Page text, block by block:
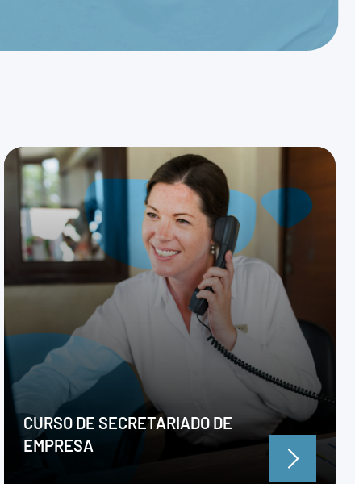
CURSO DE SECRETARIADO DE
EMPRESA